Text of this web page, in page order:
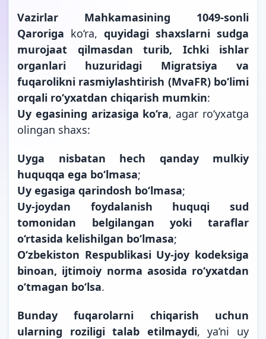
Vazirlar Mahkamasining 1049-sonli
Qaroriga ko‘ra, quyidagi shaxslarni sudga
murojaat qilmasdan turib, Ichki ishlar
organlari huzuridagi Migratsiya va
fuqarolikni rasmiylashtirish (MvaFR) bo‘limi
orqali ro‘yxatdan chiqarish mumkin:
Uy egasining arizasiga ko‘ra, agar ro‘yxatga
olingan shaxs:
Uyga nisbatan hech qanday mulkiy
huquqqa ega bo‘lmasa;
Uy egasiga qarindosh bo‘lmasa;
Uy-joydan foydalanish huquqi sud
tomonidan belgilangan yoki taraflar
o‘rtasida kelishilgan bo‘lmasa;
O‘zbekiston Respublikasi Uy-joy kodeksiga
binoan, ijtimoiy norma asosida ro‘yxatdan
o‘tmagan bo‘lsa.
Bunday fuqarolarni chiqarish uchun
ularning roziligi talab etilmaydi, ya’ni uy